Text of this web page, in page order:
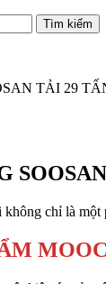
TẢI 29
chỉ là